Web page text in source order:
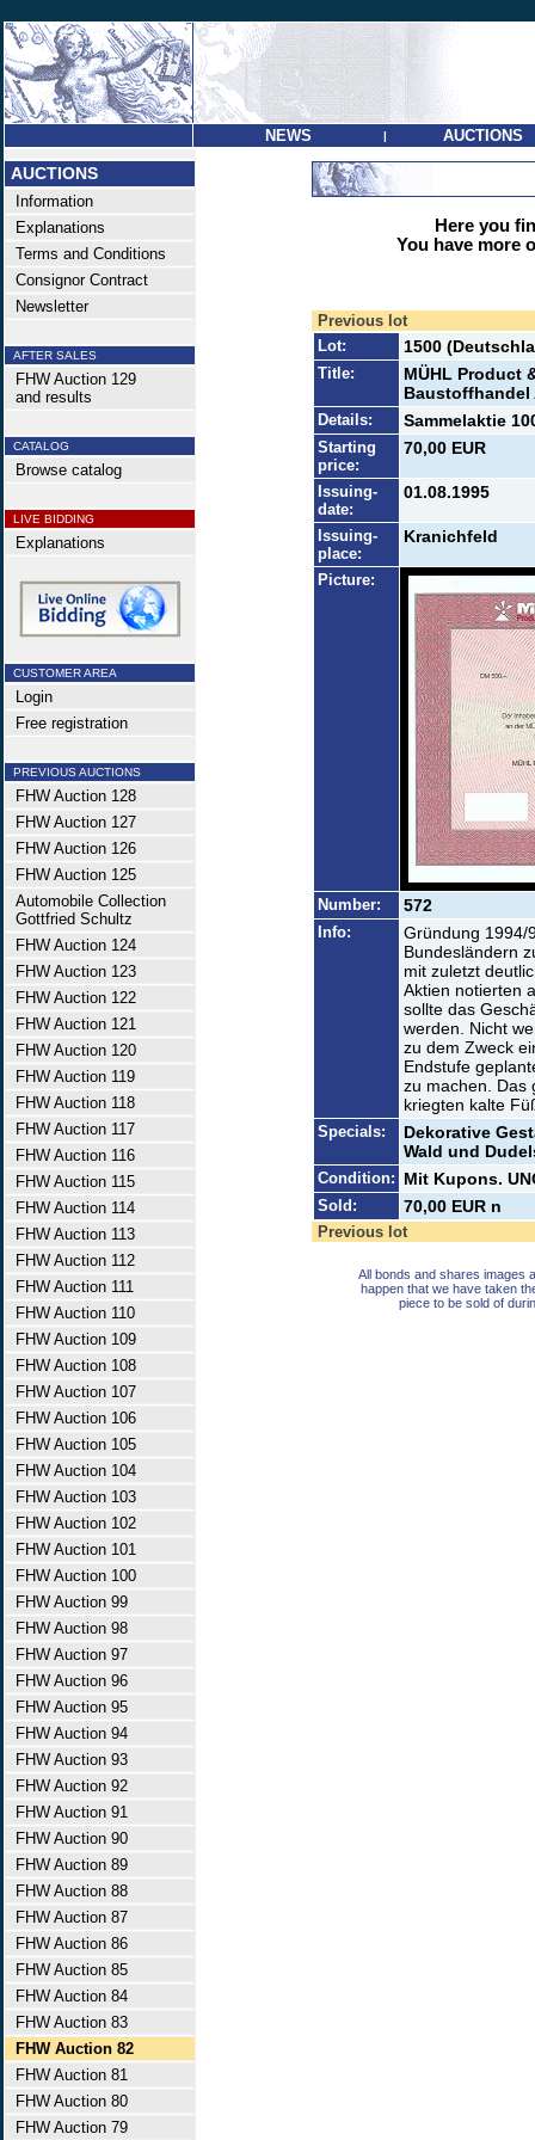
NEWS | AUCTIONS
AUCTIONS
Information
Explanations
Terms and Conditions
Consignor Contract
Newsletter
AFTER SALES
FHW Auction 129
and results
CATALOG
Browse catalog
LIVE BIDDING
Explanations
CUSTOMER AREA
Login
Free registration
PREVIOUS AUCTIONS
FHW Auction 128
FHW Auction 127
FHW Auction 126
FHW Auction 125
Automobile Collection
Gottfried Schultz
FHW Auction 124
FHW Auction 123
FHW Auction 122
FHW Auction 121
FHW Auction 120
FHW Auction 119
FHW Auction 118
FHW Auction 117
FHW Auction 116
FHW Auction 115
FHW Auction 114
FHW Auction 113
FHW Auction 112
FHW Auction 111
FHW Auction 110
FHW Auction 109
FHW Auction 108
FHW Auction 107
FHW Auction 106
FHW Auction 105
FHW Auction 104
FHW Auction 103
FHW Auction 102
FHW Auction 101
FHW Auction 100
FHW Auction 99
FHW Auction 98
FHW Auction 97
FHW Auction 96
FHW Auction 95
FHW Auction 94
FHW Auction 93
FHW Auction 92
FHW Auction 91
FHW Auction 90
FHW Auction 89
FHW Auction 88
FHW Auction 87
FHW Auction 86
FHW Auction 85
FHW Auction 84
FHW Auction 83
FHW Auction 82
FHW Auction 81
FHW Auction 80
FHW Auction 79
Here you
You have more
Previous lot
Lot:
1500
Title:
MÜHL Product
Baustoffhandel
Details: Sammelaktie
Starting
price:
70,00 EUR
Issuing-
date:
01.08.1995
Issuing-
place:
Kranichfeld
Picture:
Number: 572
Info:
Gründung 1994/
Bundesländern
mit zuletzt
Aktien notierten
sollte das
werden. Nicht
zu dem Zweck
Endstufe
zu machen. Das
kriegten kalte
Specials:
Dekorative
Wald und
Condition: Mit Kupons.
Sold: 70,00 EUR n
Previous lot
All bonds and shares images
happen that we have taken
piece to be sold of